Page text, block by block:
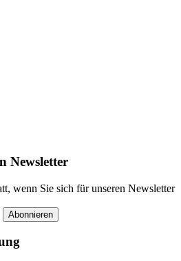
Newsletter
wenn Sie sich für unseren Newsletter
Abonnieren